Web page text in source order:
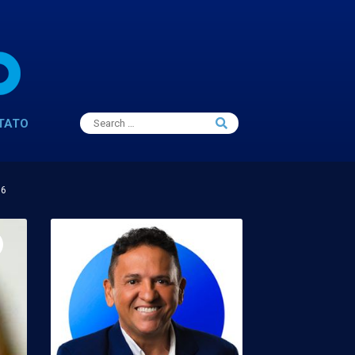
Search
for:
Search